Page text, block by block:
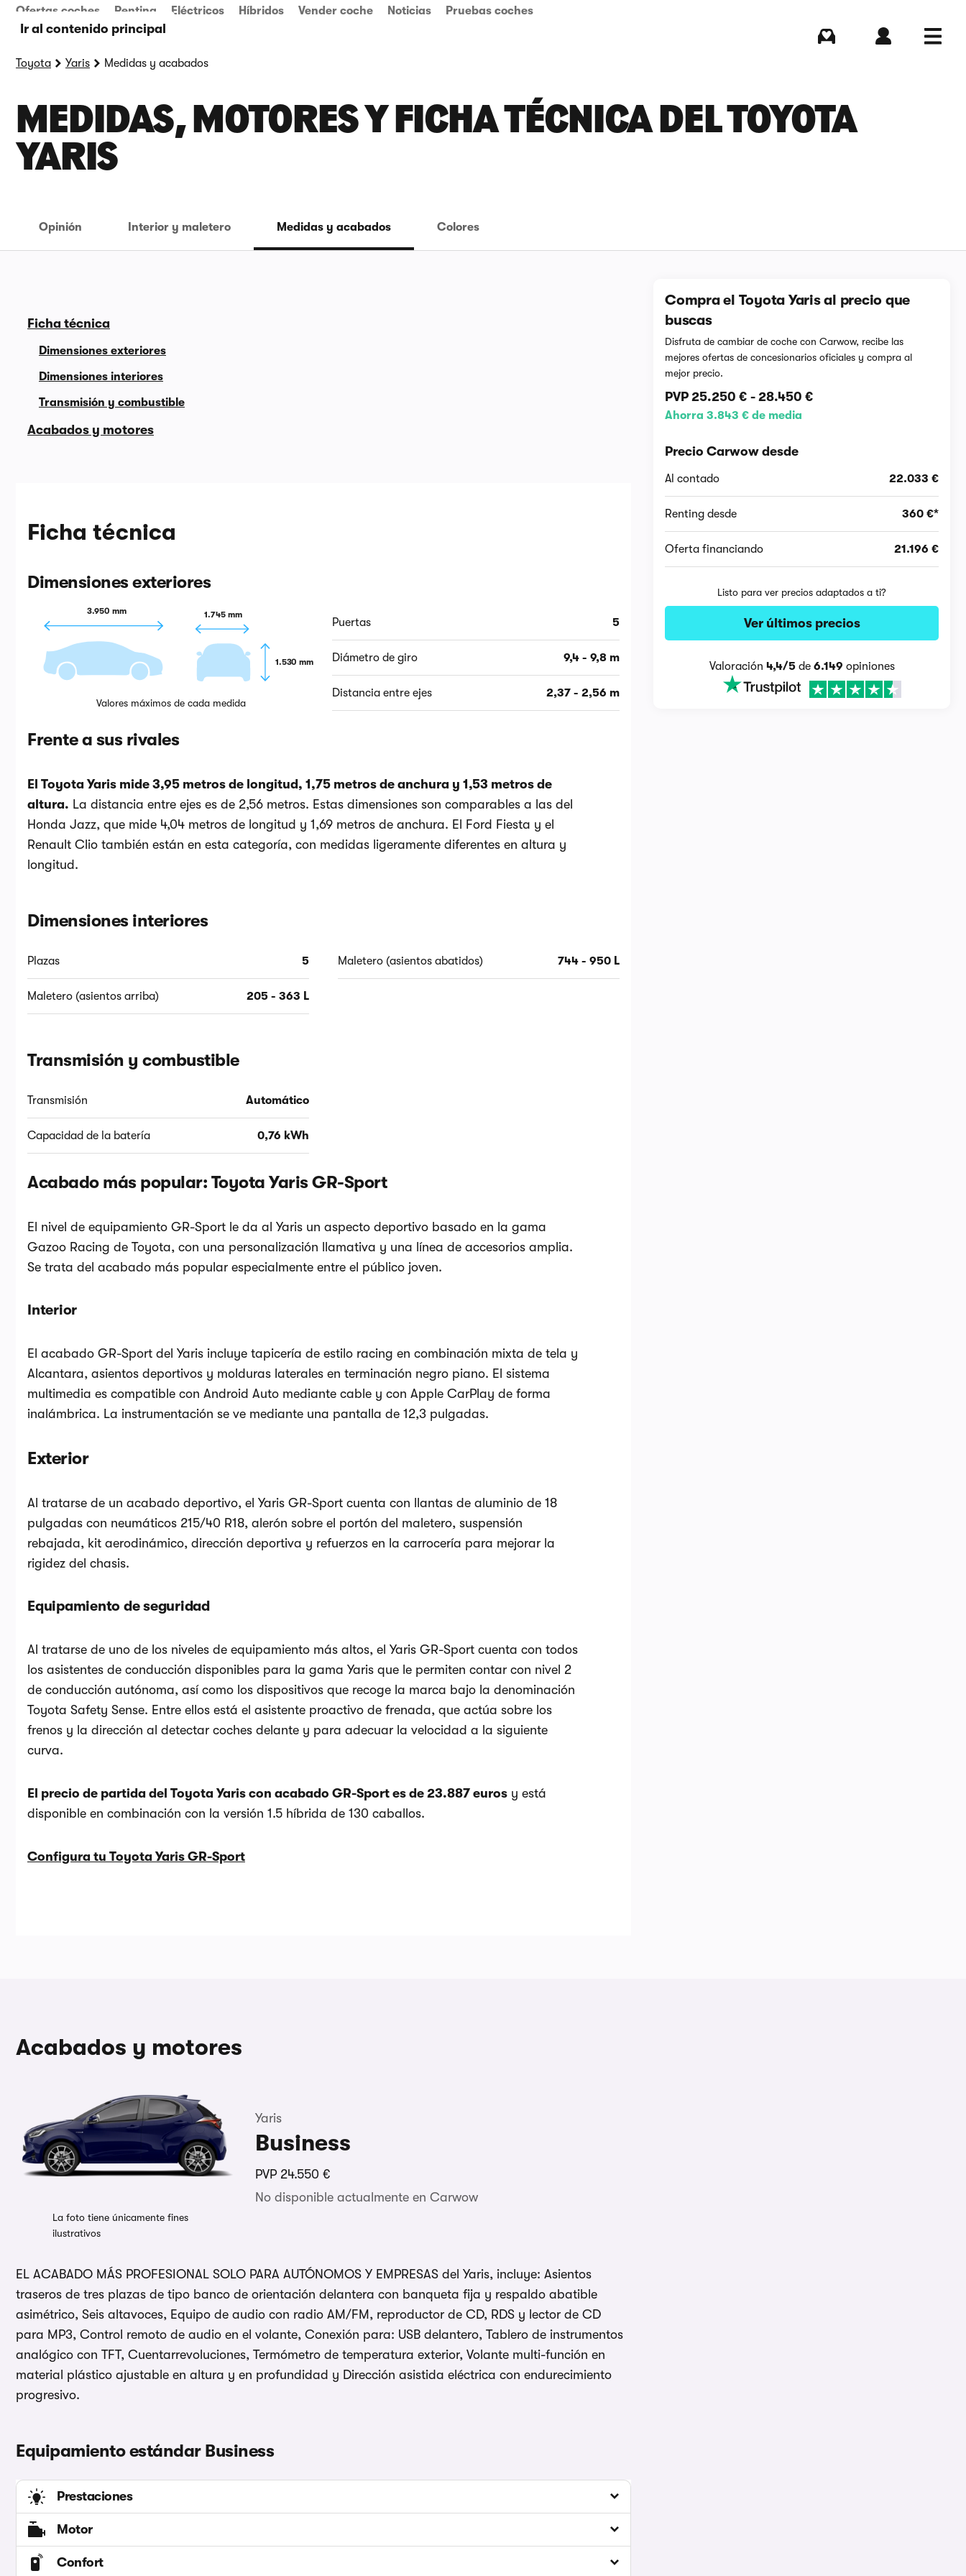
Ir al contenido principal
Ofertas coches Renting Eléctricos Híbridos Vender coche Noticias Pruebas coches
Toyota Yaris Medidas y acabados
MEDIDAS, MOTORES Y FICHA TÉCNICA DEL TOYOTA
YARIS
Opinión Interior y maletero Medidas y acabados Colores
Ficha técnica
Dimensiones exteriores
Dimensiones interiores
Transmisión y combustible
Acabados y motores
Ficha técnica
Dimensiones exteriores
3.950 mm 1.745 mm
1.530 mm
Valores máximos de cada medida
Puertas 5
Diámetro de giro 9,4 - 9,8 m
Distancia entre ejes 2,37 - 2,56 m
Frente a sus rivales
El Toyota Yaris mide 3,95 metros de longitud, 1,75 metros de anchura y 1,53 metros de
altura. La distancia entre ejes es de 2,56 metros. Estas dimensiones son comparables a las del
Honda Jazz, que mide 4,04 metros de longitud y 1,69 metros de anchura. El Ford Fiesta y el
Renault Clio también están en esta categoría, con medidas ligeramente diferentes en altura y
longitud.
Dimensiones interiores
Plazas 5
Maletero (asientos arriba) 205 - 363 L
Maletero (asientos abatidos) 744 - 950 L
Transmisión y combustible
Transmisión Automático
Capacidad de la batería 0,76 kWh
Acabado más popular: Toyota Yaris GR-Sport
El nivel de equipamiento GR-Sport le da al Yaris un aspecto deportivo basado en la gama
Gazoo Racing de Toyota, con una personalización llamativa y una línea de accesorios amplia.
Se trata del acabado más popular especialmente entre el público joven.
Interior
El acabado GR-Sport del Yaris incluye tapicería de estilo racing en combinación mixta de tela y
Alcantara, asientos deportivos y molduras laterales en terminación negro piano. El sistema
multimedia es compatible con Android Auto mediante cable y con Apple CarPlay de forma
inalámbrica. La instrumentación se ve mediante una pantalla de 12,3 pulgadas.
Exterior
Al tratarse de un acabado deportivo, el Yaris GR-Sport cuenta con llantas de aluminio de 18
pulgadas con neumáticos 215/40 R18, alerón sobre el portón del maletero, suspensión
rebajada, kit aerodinámico, dirección deportiva y refuerzos en la carrocería para mejorar la
rigidez del chasis.
Equipamiento de seguridad
Al tratarse de uno de los niveles de equipamiento más altos, el Yaris GR-Sport cuenta con todos
los asistentes de conducción disponibles para la gama Yaris que le permiten contar con nivel 2
de conducción autónoma, así como los dispositivos que recoge la marca bajo la denominación
Toyota Safety Sense. Entre ellos está el asistente proactivo de frenada, que actúa sobre los
frenos y la dirección al detectar coches delante y para adecuar la velocidad a la siguiente
curva.
El precio de partida del Toyota Yaris con acabado GR-Sport es de 23.887 euros y está
disponible en combinación con la versión 1.5 híbrida de 130 caballos.
Configura tu Toyota Yaris GR-Sport
Compra el Toyota Yaris al precio que
buscas
Disfruta de cambiar de coche con Carwow, recibe las
mejores ofertas de concesionarios oficiales y compra al
mejor precio.
PVP25.250 € -28.450 €
Ahorra 3.843 € de media
Precio Carwow desde
Al contado 22.033 €
Renting desde 360 €*
Oferta financiando 21.196 €
Listo para ver precios adaptados a ti?
Ver últimos precios
Valoración 4,4/5de 6.149 opiniones
Acabados y motores
La foto tiene únicamente fines
ilustrativos
Yaris
Business
PVP 24.550 €
No disponible actualmente en Carwow
EL ACABADO MÁS PROFESIONAL SOLO PARA AUTÓNOMOS Y EMPRESAS del Yaris, incluye: Asientos
traseros de tres plazas de tipo banco de orientación delantera con banqueta fija y respaldo abatible
asimétrico, Seis altavoces, Equipo de audio con radio AM/FM, reproductor de CD, RDS y lector de CD
para MP3, Control remoto de audio en el volante, Conexión para: USB delantero, Tablero de instrumentos
analógico con TFT, Cuentarrevoluciones, Termómetro de temperatura exterior, Volante multi-función en
material plástico ajustable en altura y en profundidad y Dirección asistida eléctrica con endurecimiento
progresivo.
Equipamiento estándar Business
Prestaciones
Motor
Confort